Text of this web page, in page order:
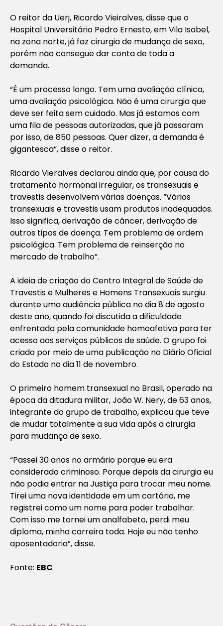
O reitor da Uerj, Ricardo Vieiralves, disse que o
Hospital Universitário Pedro Ernesto, em Vila Isabel,
na zona norte, já faz cirurgia de mudança de sexo,
porém não consegue dar conta de toda a
demanda.
“É um processo longo. Tem uma avaliação clínica,
uma avaliação psicológica. Não é uma cirurgia que
deve ser feita sem cuidado. Mas já estamos com
uma fila de pessoas autorizadas, que já passaram
por isso, de 850 pessoas. Quer dizer, a demanda é
gigantesca”, disse o reitor.
Ricardo Vieralves declarou ainda que, por causa do
tratamento hormonal irregular, os transexuais e
travestis desenvolvem várias doenças. “Vários
transexuais e travestis usam produtos inadequados.
Isso significa, derivação de câncer, derivação de
outros tipos de doença. Tem problema de ordem
psicológica. Tem problema de reinserção no
mercado de trabalho”.
A ideia de criação do Centro Integral de Saúde de
Travestis e Mulheres e Homens Transexuais surgiu
durante uma audiência pública no dia 8 de agosto
deste ano, quando foi discutida a dificuldade
enfrentada pela comunidade homoafetiva para ter
acesso aos serviços públicos de saúde. O grupo foi
criado por meio de uma publicação no Diário Oficial
do Estado no dia 11 de novembro.
O primeiro homem transexual no Brasil, operado na
época da ditadura militar, João W. Nery, de 63 anos,
integrante do grupo de trabalho, explicou que teve
de mudar totalmente a sua vida após a cirurgia
para mudança de sexo.
“Passei 30 anos no armário porque eu era
considerado criminoso. Porque depois da cirurgia eu
não podia entrar na Justiça para trocar meu nome.
Tirei uma nova identidade em um cartório, me
registrei como um nome para poder trabalhar.
Com isso me tornei um analfabeto, perdi meu
diploma, minha carreira toda. Hoje eu não tenho
aposentadoria”, disse.
Fonte: EBC